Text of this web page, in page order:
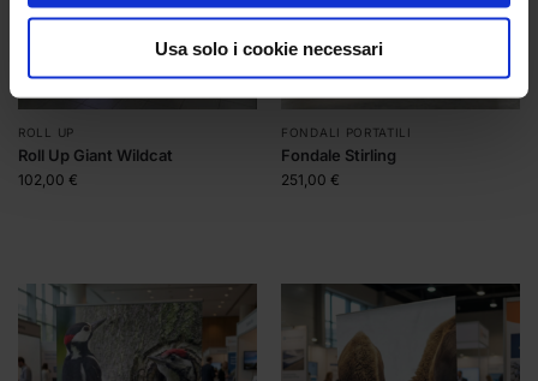
Usa solo i cookie necessari
ROLL UP
Roll Up Giant Wildcat
102,00 €
FONDALI PORTATILI
Fondale Stirling
251,00 €